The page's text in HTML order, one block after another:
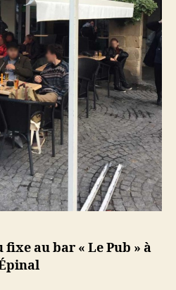
au bar « Le Pub » à